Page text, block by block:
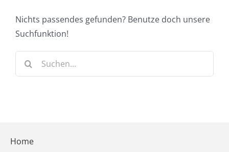
Nichts passendes gefunden? Benutze doch unsere
Suchfunktion!
Suche
Home